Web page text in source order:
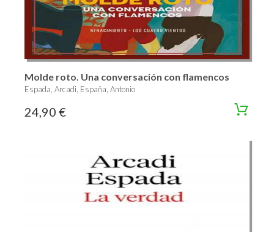
Molde roto. Una conversación con flamencos
Espada, Arcadi, España, Antonio
24,90 €